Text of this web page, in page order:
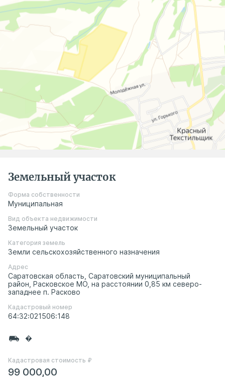
Земельный участок
Форма собственности
Муниципальная
Вид объекта недвижимости
Земельный участок
Категория земель
Земли сельскохозяйственного назначения
Адрес
Саратовская область, Саратовский муниципальный
район, Расковское МО, на расстоянии 0,85 км северо-
западнее п. Расково
Кадастровый номер
64:32:021506:148
�
Кадастровая стоимость ₽
99 000,00